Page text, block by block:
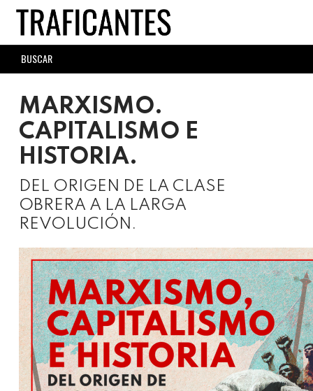
Skip
main
content
SEARCH
FORM
MARXISMO.
CAPITALISMO E
HISTORIA.
DEL ORIGEN DE LA CLASE
OBRERA A LA LARGA
REVOLUCIÓN.